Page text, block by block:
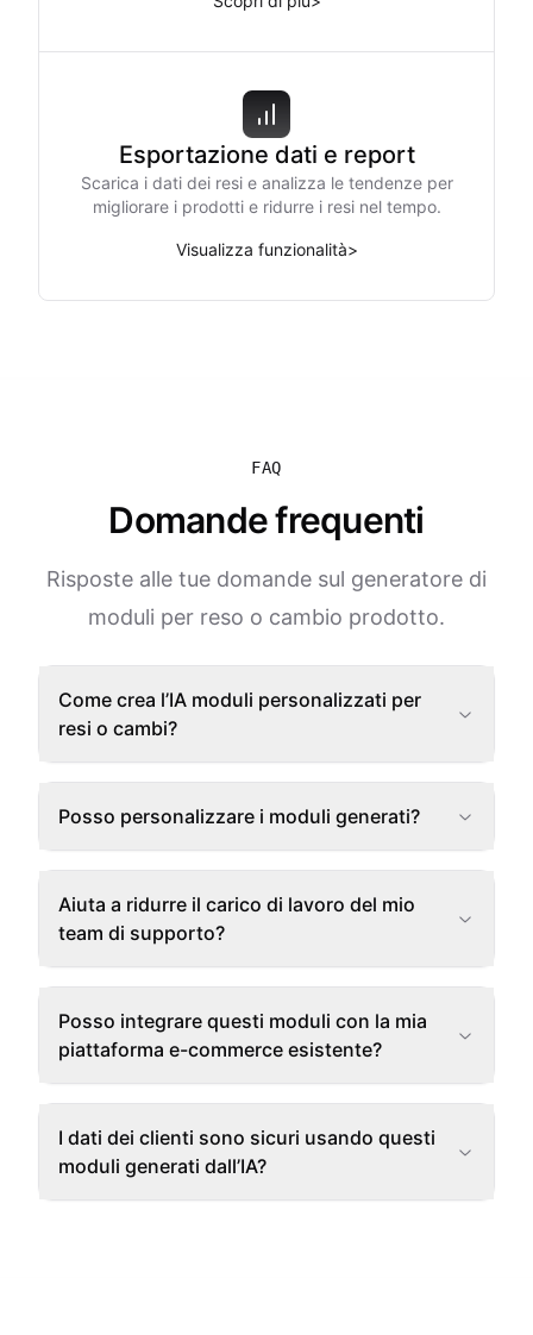
Esportazione dati e report
Scarica i dati dei resi e analizza le tendenze per
migliorare i prodotti e ridurre i resi nel tempo.
Visualizza funzionalità>
FAQ
Domande frequenti
Risposte alle tue domande sul generatore di
moduli per reso o cambio prodotto.
Come crea l’IA moduli personalizzati per
resi o cambi?
Posso personalizzare i moduli generati?
Aiuta a ridurre il carico di lavoro del mio
team di supporto?
Posso integrare questi moduli con la mia
piattaforma e-commerce esistente?
I dati dei clienti sono sicuri usando questi
moduli generati dall’IA?